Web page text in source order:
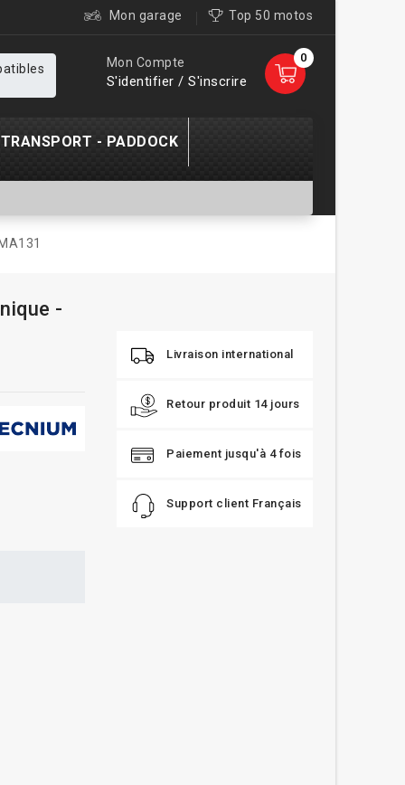
Mon garage Top 50 motos
0
Mon Compte
S'identifier / S'inscrire
TRANSPORT - PADDOCK
-
Livraison international
Retour produit 14 jours
Paiement jusqu'à 4 fois
Support client Français